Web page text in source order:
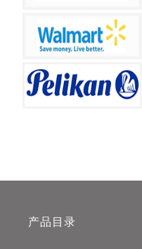
产品目录